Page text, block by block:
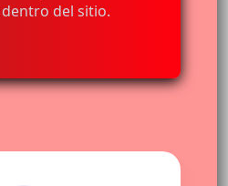
del sitio.